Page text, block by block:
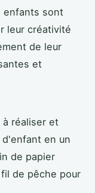
enfants sont
leur créativité
de leur
et
réaliser et
en un
de papier
de pêche pour